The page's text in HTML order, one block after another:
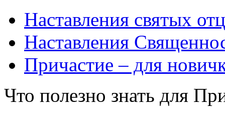
Наставления святых
Наставления
Причастие – для
Что полезно знать для